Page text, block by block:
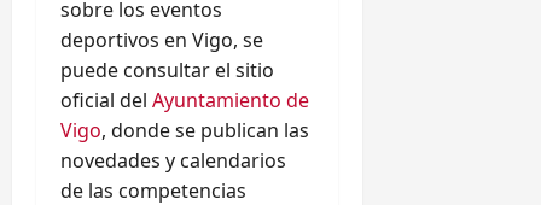
sobre los eventos
deportivos en Vigo, se
puede consultar el sitio
oficial del Ayuntamiento de
Vigo, donde se publican las
novedades y calendarios
de las competencias